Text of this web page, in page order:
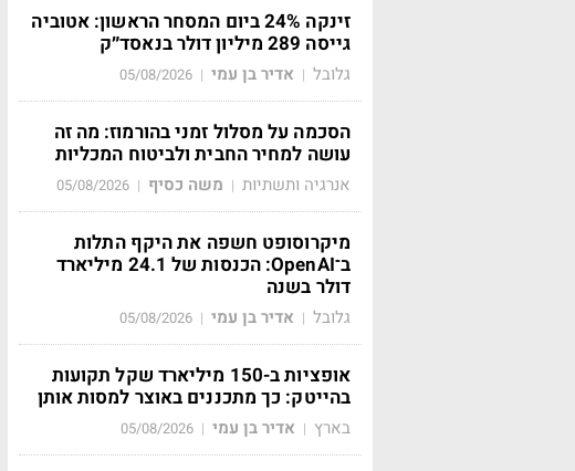
זינקה 24% ביום המסחר הראשון: אטוביה
גייסה 289 מיליון דולר בנאסד״ק
גלובל | אדיר בן עמי |
05/08/2026
הסכמה על מסלול זמני בהורמוז: מה זה
עושה למחיר החבית ולביטוח המכליות
אנרגיה ותשתיות | משה כסיף |
05/08/2026
מיקרוסופט חשפה את היקף התלות
ב־OpenAI: הכנסות של 24.1 מיליארד
דולר בשנה
גלובל | אדיר בן עמי |
05/08/2026
אופציות ב-150 מיליארד שקל תקועות
בהייטק: כך מתכננים באוצר למסות אותן
בארץ | אדיר בן עמי |
05/08/2026